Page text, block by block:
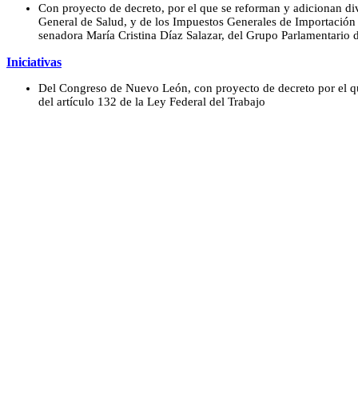
Con proyecto de decreto, por el que se reforman y adicionan
General de Salud, y de los Impuestos Generales de
senadora María Cristina Díaz Salazar, del Grupo Parlamentario
Iniciativas
Del Congreso de Nuevo León, con proyecto de decreto por el
del artículo 132 de la Ley Federal del Trabajo